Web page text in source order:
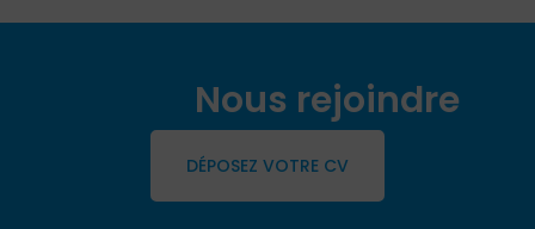
Nous rejoindre
DÉPOSEZ VOTRE CV